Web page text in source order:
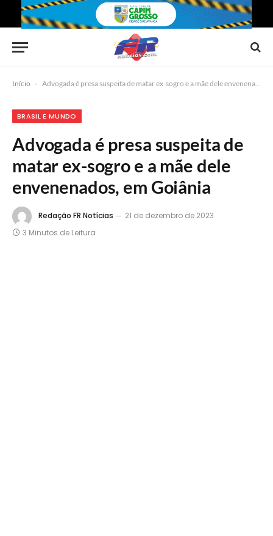
Início - Advogada é presa suspeita de matar ex-sogro e a mãe dele envenenados, em Goiânia
BRASIL E MUNDO
Advogada é presa suspeita de
matar ex-sogro e a mãe dele
envenenados, em Goiânia
Redação FR Notícias
21 de dezembro de 2023
3 Minutos de Leitura